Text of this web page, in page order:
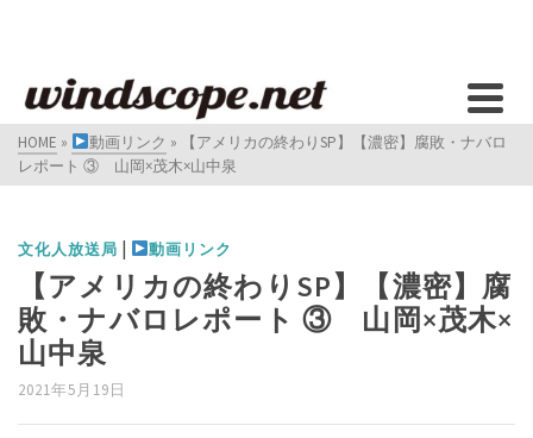
HOME » 動画リンク »
【アメリカの終わりSP】【濃密】腐敗・ナバロ
レポート ③ 山岡×茂木×山中泉
文化人放送局 | 動画リンク
【アメリカの終わりSP】【濃密】腐
敗・ナバロレポート ③ 山岡×茂木×
山中泉
2021年5月19日